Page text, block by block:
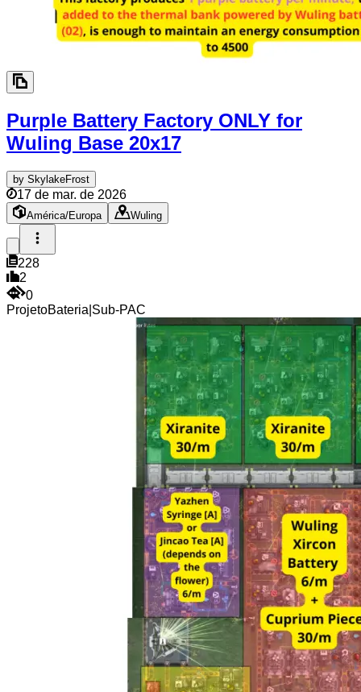
Purple Battery Factory ONLY for
Wuling Base 20x17
by SkylakeFrost
17 de mar. de 2026
América/Europa Wuling
228
2
0
ProjetoBateria Sub-PAC